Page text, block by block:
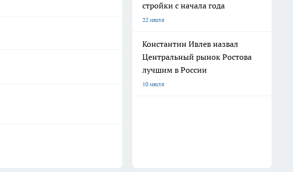
стройки с начала года
22 июля
Константин Ивлев назвал
Центральный рынок Ростова
лучшим в России
10 июля